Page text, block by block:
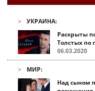
УКРАИНА:
Раскрыты
Толстых
06.03.2020
МИР:
Над сыном